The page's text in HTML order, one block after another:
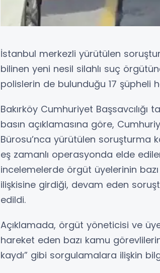
İstanbul merkezli yürütülen
bilinen yeni nesil silahlı suç
polislerin de bulunduğu 17 şüpheli
Bakırköy Cumhuriyet
basın açıklamasına göre,
Bürosu’nca yürütülen soruşturma
eş zamanlı operasyonda elde
incelemelerde örgüt üyelerinin
ilişkisine girdiği, devam eden
edildi.
Açıklamada, örgüt yöneticisi ve
hareket eden bazı kamu
kaydı” gibi sorgulamalara ilişkin